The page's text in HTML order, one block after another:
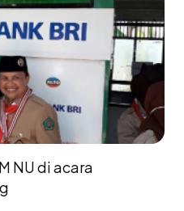
NU di acara